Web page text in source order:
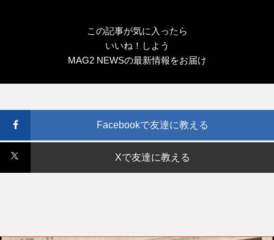
この記事が気に入ったら
いいね！しよう
MAG2 NEWSの最新情報をお届け
Facebookで友達に教える
Xで友達に教える